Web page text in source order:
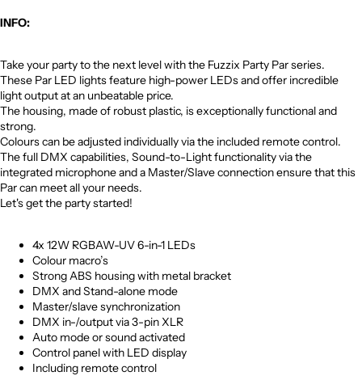
INFO:
Take your party to the next level with the Fuzzix Party Par series.
These Par LED lights feature high-power LEDs and offer incredible
light output at an unbeatable price.
The housing, made of robust plastic, is exceptionally functional and
strong.
Colours can be adjusted individually via the included remote control.
The full DMX capabilities, Sound-to-Light functionality via the
integrated microphone and a Master/Slave connection ensure that this
Par can meet all your needs.
Let's get the party started!
4x 12W RGBAW-UV 6-in-1 LEDs
Colour macro’s
Strong ABS housing with metal bracket
DMX and Stand-alone mode
Master/slave synchronization
DMX in-/output via 3-pin XLR
Auto mode or sound activated
Control panel with LED display
Including remote control